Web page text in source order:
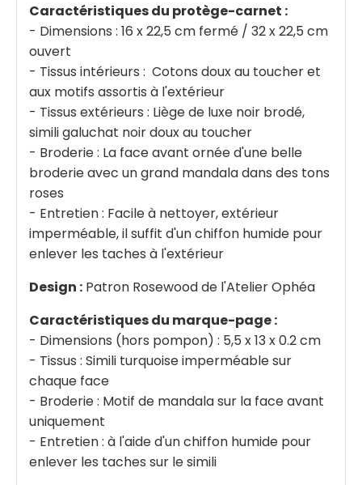
Caractéristiques du protège-carnet :
- Dimensions : 16 x 22,5 cm fermé / 32 x 22,5 cm
ouvert
- Tissus intérieurs : Cotons doux au toucher et
aux motifs assortis à l'extérieur
- Tissus extérieurs : Liège de luxe noir brodé,
simili galuchat noir doux au toucher
- Broderie : La face avant ornée d'une belle
broderie avec un grand mandala dans des tons
roses
- Entretien : Facile à nettoyer, extérieur
imperméable, il suffit d'un chiffon humide pour
enlever les taches à l'extérieur
Design : Patron Rosewood de l'Atelier Ophéa
Caractéristiques du marque-page :
- Dimensions (hors pompon) : 5,5 x 13 x 0.2 cm
- Tissus : Simili turquoise imperméable sur
chaque face
- Broderie : Motif de mandala sur la face avant
uniquement
- Entretien : à l'aide d'un chiffon humide pour
enlever les taches sur le simili